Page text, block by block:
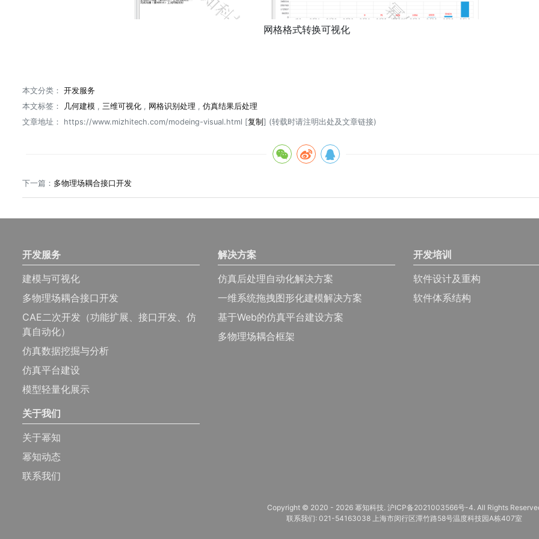
网格格式转换可视化
本文分类： 开发服务
本文标签：
几何建模 , 三维可视化 , 网格识别处理 , 仿真结果后处理
文章地址： https://www.mizhitech.com/modeing-visual.html [复制] (转载时请注明出处及文章链接)
下一篇 ： 多物理场耦合接口开发
开发服务
建模与可视化
多物理场耦合接口开发
CAE二次开发（功能扩展、接口开发、仿
真自动化）
仿真数据挖掘与分析
仿真平台建设
模型轻量化展示
解决方案
仿真后处理自动化解决方案
一维系统拖拽图形化建模解决方案
基于Web的仿真平台建设方案
多物理场耦合框架
开发培训
软件设计及重构
软件体系结构
关于我们
关于幂知
幂知动态
联系我们
Copyright © 2020 - 2026 幂知科技. 沪ICP备2021003566号-4. All Rights
联系我们: 021-54163038 上海市闵行区潭竹路58号温度科技园A栋407室